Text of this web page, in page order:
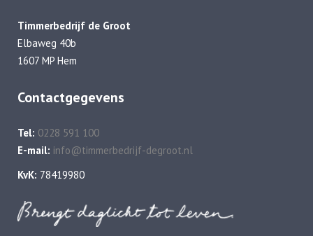
Timmerbedrijf de Groot
Elbaweg 40b
1607 MP Hem
Contactgegevens
Tel: 0228 591 100
E-mail: info@timmerbedrijf-degroot.nl
KvK: 78419980